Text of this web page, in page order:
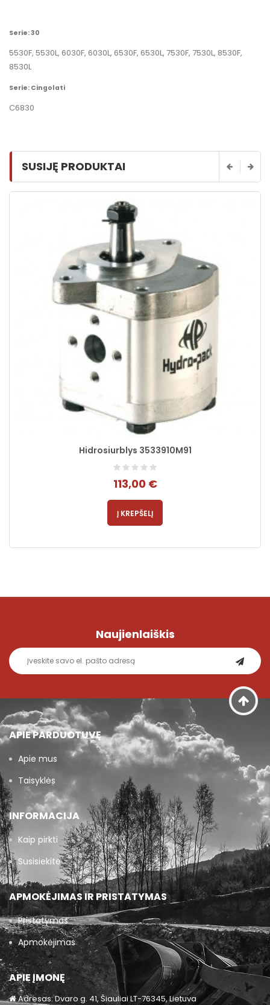
Serie: 30
5530F, 5530L, 6030F, 6030L, 6530F, 6530L, 7530F, 7530L, 8530F,
8530L
Serie: Cingolati
C6830
SUSIJĘ PRODUKTAI
Hidrosiurblys 3533910M91
113,00 €
Į KREPŠELĮ
Naujienlaiškis
APIE PARDUOTUVĘ
Apie mus
Taisyklės
INFORMACIJA
Kaip pirkti
Susisiekite
APMOKĖJIMAS IR PRISTATYMAS
Pristatymas
Apmokėjimas
APIE ĮMONĘ
Adresas: Dvaro g. 41, Šiauliai LT-76345, Lietuva